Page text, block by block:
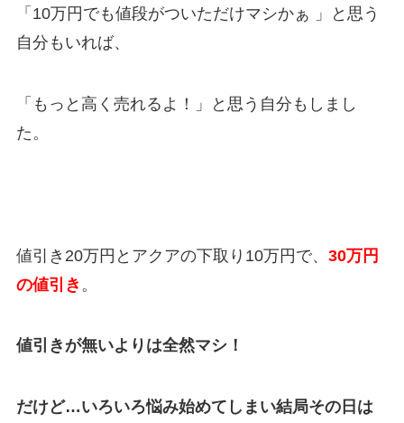
「10万円でも値段がついただけマシかぁ
」と思う
自分もいれば、
「もっと高く売れるよ！」と思う自分もしまし
た。
値引き 20万円 とアクアの下取り10万円で、 30万円
の値引き 。
値引きが無いよりは全然マシ！
だけど…いろいろ悩み始めてしまい結局その日は